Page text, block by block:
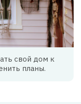
свой дом к
планы.